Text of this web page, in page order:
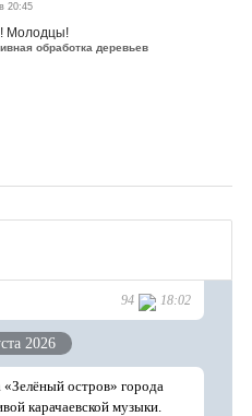
20:45
Молодцы!
обработка деревьев